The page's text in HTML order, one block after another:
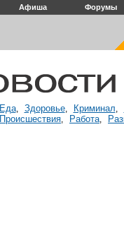
Афиша Форумы
Еда, Здоровье, Криминал,
Происшествия, Работа,